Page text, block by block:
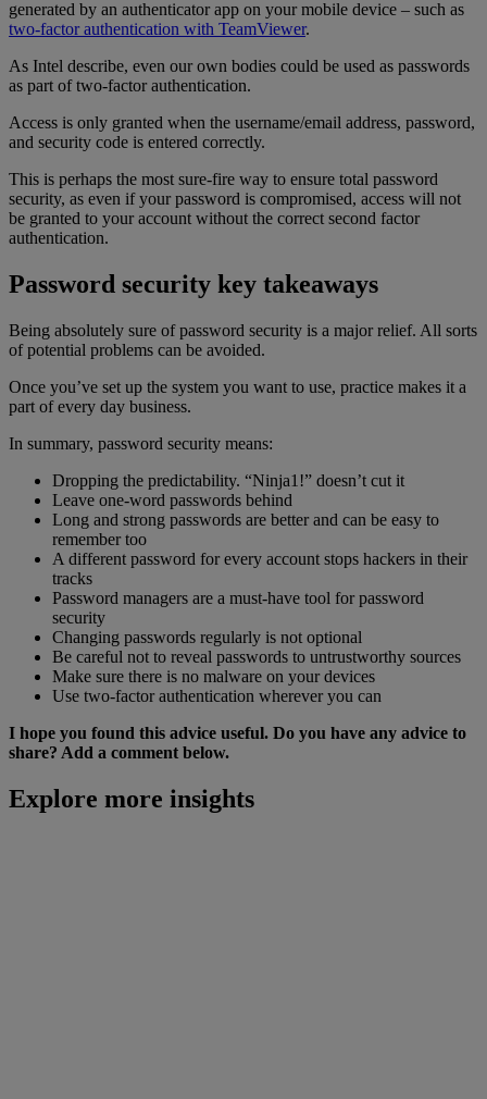
generated by an authenticator app on your mobile device – such as
two-factor authentication with TeamViewer.
As Intel describe, even our own bodies could be used as passwords
as part of two-factor authentication.
Access is only granted when the username/email address, password,
and security code is entered correctly.
This is perhaps the most sure-fire way to ensure total password
security, as even if your password is compromised, access will not
be granted to your account without the correct second factor
authentication.
Password security key takeaways
Being absolutely sure of password security is a major relief. All sorts
of potential problems can be avoided.
Once you’ve set up the system you want to use, practice makes it a
part of every day business.
In summary, password security means:
Dropping the predictability. “Ninja1!” doesn’t cut it
Leave one-word passwords behind
Long and strong passwords are better and can be easy to
remember too
A different password for every account stops hackers in their
tracks
Password managers are a must-have tool for password
security
Changing passwords regularly is not optional
Be careful not to reveal passwords to untrustworthy sources
Make sure there is no malware on your devices
Use two-factor authentication wherever you can
I hope you found this advice useful. Do you have any advice to
share? Add a comment below.
Explore more insights